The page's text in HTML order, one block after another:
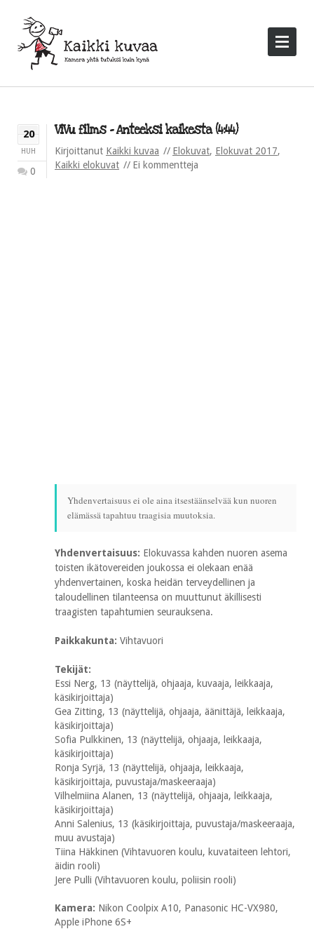
20
HUH
0
ViVu films – Anteeksi kaikesta (4:44)
Kirjoittanut Kaikki kuvaa Elokuvat, Elokuvat 2017,
Kaikki elokuvat
Ei kommentteja
Yhdenvertaisuus ei ole aina itsestäänselvää kun nuoren
elämässä tapahtuu traagisia muutoksia.
Yhdenvertaisuus: Elokuvassa kahden nuoren asema
toisten ikätovereiden joukossa ei olekaan enää
yhdenvertainen, koska heidän terveydellinen ja
taloudellinen tilanteensa on muuttunut äkillisesti
traagisten tapahtumien seurauksena.
Paikkakunta: Vihtavuori
Tekijät:
Essi Nerg, 13 (näyttelijä, ohjaaja, kuvaaja, leikkaaja,
käsikirjoittaja)
Gea Zitting, 13 (näyttelijä, ohjaaja, äänittäjä, leikkaaja,
käsikirjoittaja)
Sofia Pulkkinen, 13 (näyttelijä, ohjaaja, leikkaaja,
käsikirjoittaja)
Ronja Syrjä, 13 (näyttelijä, ohjaaja, leikkaaja,
käsikirjoittaja, puvustaja/maskeeraaja)
Vilhelmiina Alanen, 13 (näyttelijä, ohjaaja, leikkaaja,
käsikirjoittaja)
Anni Salenius, 13 (käsikirjoittaja, puvustaja/maskeeraaja,
muu avustaja)
Tiina Häkkinen (Vihtavuoren koulu, kuvataiteen lehtori,
äidin rooli)
Jere Pulli (Vihtavuoren koulu, poliisin rooli)
Kamera: Nikon Coolpix A10, Panasonic HC-VX980,
Apple iPhone 6S+